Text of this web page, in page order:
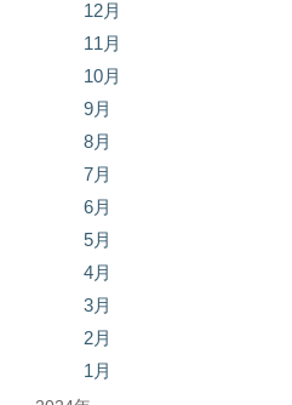
12月
11月
10月
9月
8月
7月
6月
5月
4月
3月
2月
1月